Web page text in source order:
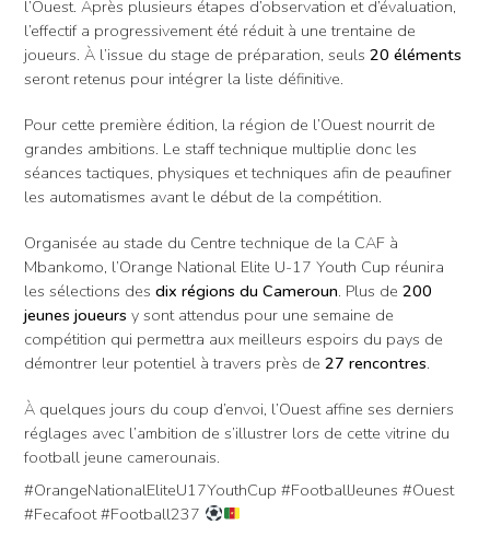
l’Ouest. Après plusieurs étapes d’observation et d’évaluation,
l’effectif a progressivement été réduit à une trentaine de
joueurs. À l’issue du stage de préparation, seuls 20 éléments
seront retenus pour intégrer la liste définitive.
Pour cette première édition, la région de l’Ouest nourrit de
grandes ambitions. Le staff technique multiplie donc les
séances tactiques, physiques et techniques afin de peaufiner
les automatismes avant le début de la compétition.
Organisée au stade du Centre technique de la CAF à
Mbankomo, l’Orange National Elite U-17 Youth Cup réunira
les sélections des dix régions du Cameroun. Plus de 200
jeunes joueurs y sont attendus pour une semaine de
compétition qui permettra aux meilleurs espoirs du pays de
démontrer leur potentiel à travers près de 27 rencontres.
À quelques jours du coup d’envoi, l’Ouest affine ses derniers
réglages avec l’ambition de s’illustrer lors de cette vitrine du
football jeune camerounais.
#OrangeNationalEliteU17YouthCup #FootballJeunes #Ouest
#Fecafoot #Football237